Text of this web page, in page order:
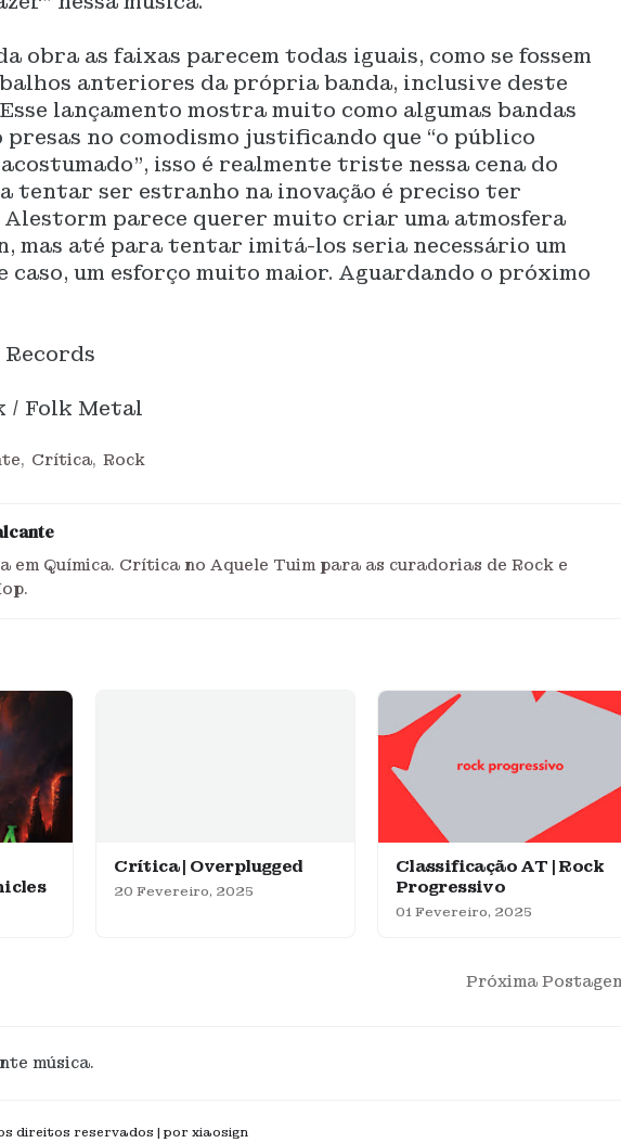
obra as faixas parecem todas iguais, como se fossem
anteriores da própria banda, inclusive deste
lançamento mostra muito como algumas bandas
no comodismo justificando que “o público
isso é realmente triste nessa cena do
tentar ser estranho na inovação é preciso ter
parece querer muito criar uma atmosfera
mas até para tentar imitá-los seria necessário um
caso, um esforço muito maior. Aguardando o próximo
/ Folk Metal
Crítica Rock
em Química. Crítica no Aquele Tuim para as curadorias de Rock e
Crítica | Overplugged
20 Fevereiro, 2025
Classificação AT | Rock
Progressivo
01 Fevereiro, 2025
Próxima
música.
direitos reservados | por xiaosign